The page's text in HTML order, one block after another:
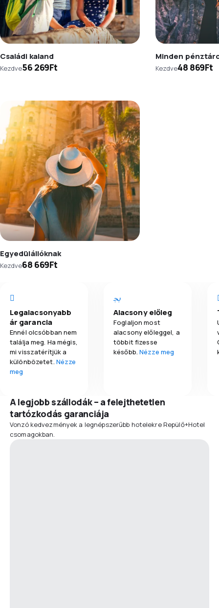
Családi kaland
Kezdve56 269Ft
Minden
Kezdve48 869Ft
Egyedülállóknak
Kezdve68 669Ft
Legalacsonyabb
ár garancia
Ennél olcsóbban nem
találja meg. Ha mégis,
mi visszatérítjük a
különbözetet. Nézze
meg
Alacsony előleg
Foglaljon most
alacsony előleggel, a
többit fizesse
később.Nézze meg
A legjobb szállodák – a felejthetetlen
tartózkodás garanciája
Vonzó kedvezmények a legnépszerűbb hotelekre Repülő+Hotel
csomagokban.